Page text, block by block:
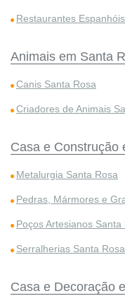
Restaurantes
Animais em Santa
Canis Santa Rosa
Criadores de Animais
Casa e Construção
Metalurgia Santa Rosa
Pedras, Mármores e
Poços Artesianos Santa
Serralherias Santa Rosa
Casa e Decoração